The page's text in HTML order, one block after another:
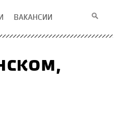
ВАКАНСИИ